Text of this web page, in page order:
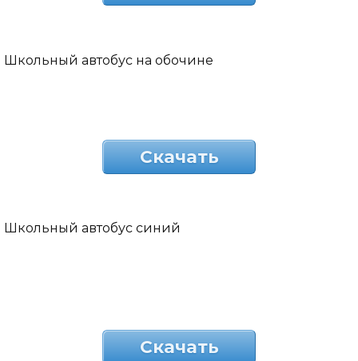
Школьный автобус на обочине
Скачать
Школьный автобус синий
Скачать